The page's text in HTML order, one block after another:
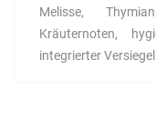
Melisse,
Kräuternoten,
integrierter